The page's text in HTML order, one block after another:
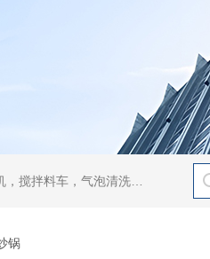
气泡清洗机，翻转风干机
锅